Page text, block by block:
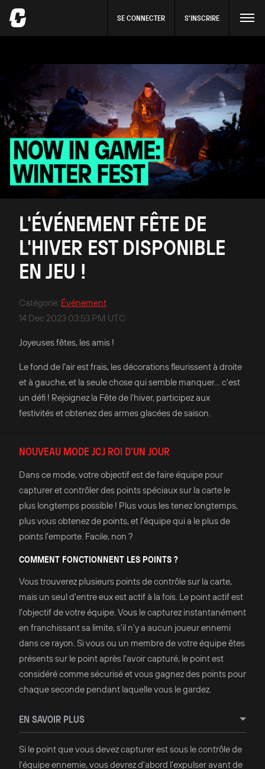
SE CONNECTER S'INSCRIRE
L'ÉVÉNEMENT FÊTE DE
L'HIVER EST DISPONIBLE
EN JEU !
Catégorie: Événement
14 Dec 2023 03:53 PM UTC
Joyeuses fêtes, les amis !
Le fond de l'air est frais, les décorations fleurissent à droite
et à gauche, et la seule chose qui semble manquer... c'est
un défi ! Rejoignez la Fête de l'hiver, participez aux
festivités et obtenez des armes glacées de saison.
NOUVEAU MODE JCJ ROI D'UN JOUR
Dans ce mode, votre objectif est de faire équipe pour
capturer et contrôler des points spéciaux sur la carte le
plus longtemps possible ! Plus vous les tenez longtemps,
plus vous obtenez de points, et l'équipe qui a le plus de
points l'emporte. Facile, non ?
COMMENT FONCTIONNENT LES POINTS ?
Vous trouverez plusieurs points de contrôle sur la carte,
mais un seul d'entre eux est actif à la fois. Le point actif est
l'objectif de votre équipe. Vous le capturez instantanément
en franchissant sa limite, s'il n'y a aucun joueur ennemi
dans ce rayon. Si vous ou un membre de votre équipe êtes
présents sur le point après l'avoir capturé, le point est
considéré comme sécurisé et vous gagnez des points pour
chaque seconde pendant laquelle vous le gardez.
EN SAVOIR PLUS
Si le point que vous devez capturer est sous le contrôle de
l'équipe ennemie, vous devrez d'abord l'expulser avant de